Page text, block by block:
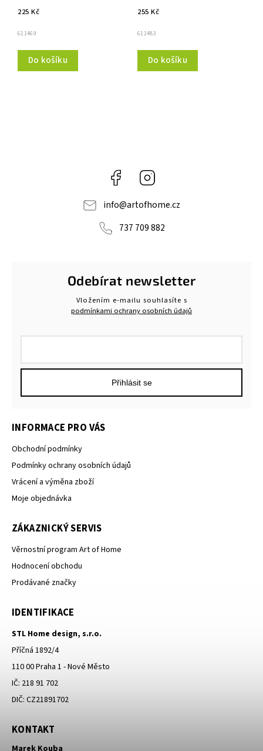
225 Kč
Do košíku
611469
255 Kč
Do košíku
611483
Facebook
info@artofhome.cz
737 709 882
Odebírat newsletter
Vložením e-mailu souhlasíte s
podmínkami ochrany osobních údajů
Přihlásit se
INFORMACE PRO VÁS
Obchodní podmínky
Podmínky ochrany osobních údajů
Vrácení a výměna zboží
Moje objednávka
ZÁKAZNICKÝ SERVIS
Věrnostní program Art of Home
Hodnocení obchodu
Prodávané značky
IDENTIFIKACE
STL Home design, s.r.o.
Příčná 1892/4
110 00 Praha 1 - Nové Město
IČ: 218 91 702
DIČ: CZ21891702
KONTAKT